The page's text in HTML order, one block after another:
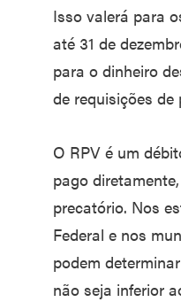
Isso valerá para
até 31 de
para o dinheiro
de requisições de
O RPV é um
pago
precatório. Nos
Federal e nos
podem
não seja inferior